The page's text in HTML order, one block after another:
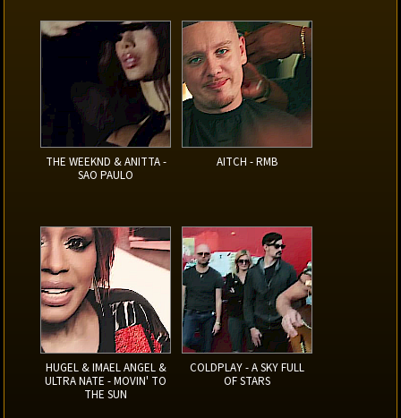
THE WEEKND & ANITTA -
SAO PAULO
AITCH - RMB
HUGEL & IMAEL ANGEL &
ULTRA NATE - MOVIN' TO
THE SUN
COLDPLAY - A SKY FULL
OF STARS